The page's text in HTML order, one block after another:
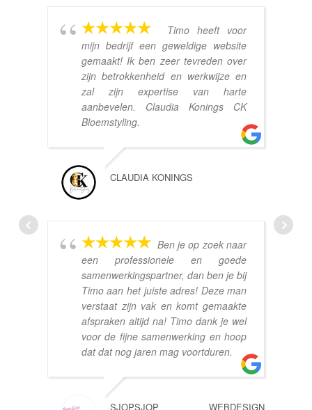
Timo heeft voor
mijn bedrijf een geweldige website
gemaakt! Ik ben zeer tevreden over
zijn betrokkenheid en werkwijze en
zal zijn expertise van harte
aanbevelen. Claudia Konings CK
Bloemstyling.
CLAUDIA KONINGS
Ben je op zoek naar
een professionele en goede
samenwerkingspartner, dan ben je bij
Timo aan het juiste adres! Deze man
verstaat zijn vak en komt gemaakte
afspraken altijd na! Timo dank je wel
voor de fijne samenwerking en hoop
dat dat nog jaren mag voortduren.
SJOPSJOP WEBDESIGN